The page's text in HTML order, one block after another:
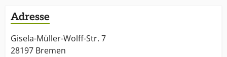
Adresse
Gisela-Müller-Wolff-Str. 7
28197 Bremen